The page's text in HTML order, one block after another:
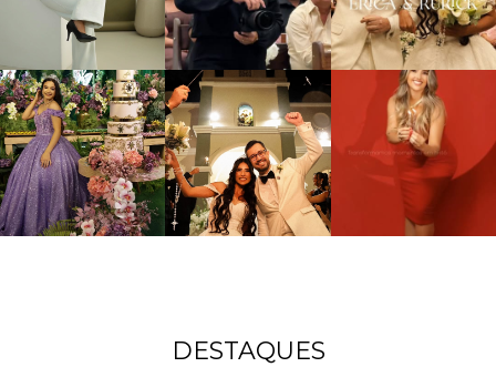
DESTAQUES